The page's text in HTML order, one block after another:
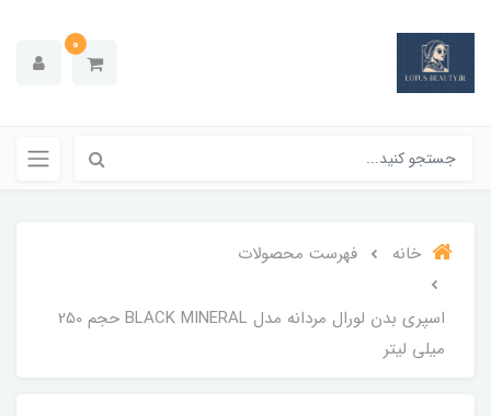
0
خانه فهرست محصولات
اسپری بدن لورال مردانه مدل BLACK MINERAL حجم 250
میلی لیتر